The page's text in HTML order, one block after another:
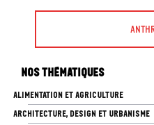
Nos thématiques
ALIMENTATION ET AGRICULTURE
ARCHITECTURE, DESIGN ET URBANISME